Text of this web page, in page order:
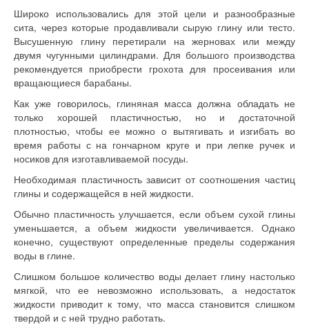
Широко использовались для этой цели и разнообразные
сита, через которые продавливали сырую глину или тесто.
Высушенную глину перетирали на жерновах или между
двумя чугунными цилиндрами. Для большого производства
рекомендуется приобрести грохота для просеивания или
вращающиеся барабаны.
Как уже говорилось, глиняная масса должна обладать не
только хорошей пластичностью, но и достаточной
плотностью, чтобы ее можно о вытягивать и изгибать во
время работы с на гончарном круге и при лепке ручек и
носиков для изготавливаемой посуды.
Необходимая пластичность зависит от соот­ношения частиц
глины и содержащейся в ней жидкости.
Обычно пластичность улучшается, если объем сухой глины
уменьшается, а объем жидкости увеличивается. Однако
конечно, существуют определенные пределы содержания
воды в глине.
Слишком большое количество воды делает глину настолько
мягкой, что ее невозможно использовать, а недостаток
жидкости приводит к тому, что масса становится слишком
твердой и с ней трудно работать.